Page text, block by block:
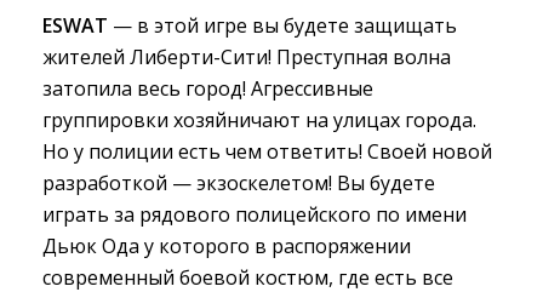
ESWAT — в этой игре вы будете защищать
жителей Либерти-Сити! Преступная волна
затопила весь город! Агрессивные
группировки хозяйничают на улицах города.
Но у полиции есть чем ответить! Своей новой
разработкой — экзоскелетом! Вы будете
играть за рядового полицейского по имени
Дьюк Ода у которого в распоряжении
современный боевой костюм, где есть все